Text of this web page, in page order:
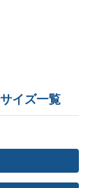
¥ 202,565
¥ 223,080
イズ一覧